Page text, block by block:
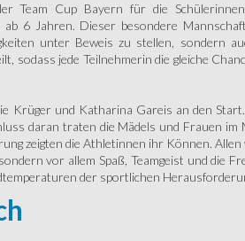
Team Cup Bayern für die
6 Jahren. Dieser besondere
unter Beweis zu stellen, sondern
sodass jede Teilnehmerin die gleiche
Krüger und Katharina Gareis an den
daran traten die Mädels und Frauen im
zeigten die Athletinnen ihr Können. Allen
vor allem Spaß, Teamgeist und die
der sportlichen